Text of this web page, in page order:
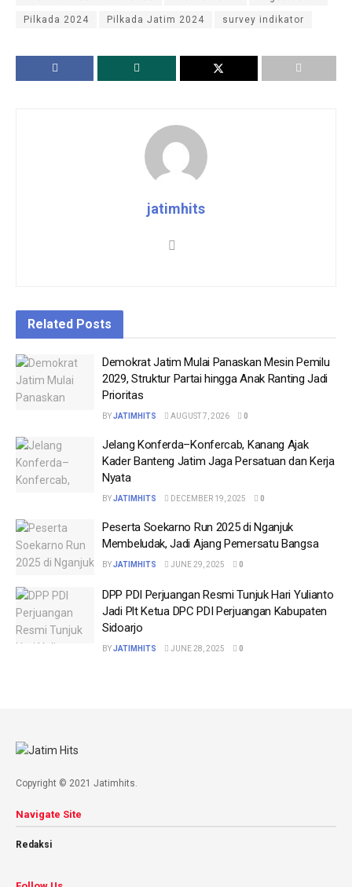
Pilkada 2024 Pilkada Jatim 2024 survey indikator
jatimhits
Related Posts
Demokrat Jatim Mulai Panaskan Mesin Pemilu
2029, Struktur Partai hingga Anak Ranting Jadi
Prioritas
BYJATIMHITS AUGUST 7, 2026 0
Jelang Konferda–Konfercab, Kanang Ajak
Kader Banteng Jatim Jaga Persatuan dan Kerja
Nyata
BYJATIMHITS DECEMBER 19, 2025 0
Peserta Soekarno Run 2025 di Nganjuk
Membeludak, Jadi Ajang Pemersatu Bangsa
BYJATIMHITS JUNE 29, 2025 0
DPP PDI Perjuangan Resmi Tunjuk Hari Yulianto
Jadi Plt Ketua DPC PDI Perjuangan Kabupaten
Sidoarjo
BYJATIMHITS JUNE 28, 2025 0
Copyright © 2021 Jatimhits.
Navigate Site
Redaksi